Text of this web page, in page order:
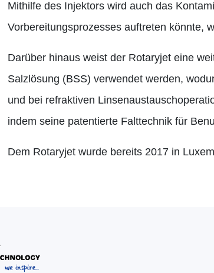
Mithilfe des Injektors wird auch das
Vorbereitungsprozesses auftreten könnte,
Darüber hinaus weist der Rotaryjet eine
Salzlösung (BSS) verwendet werden,
und bei refraktiven
indem seine patentierte Falttechnik für
Dem Rotaryjet wurde bereits 2017 in